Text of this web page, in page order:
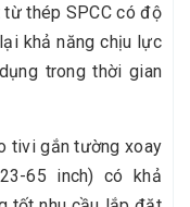
thép SPCC có độ
khả năng chịu lực
trong thời gian
tivi gắn tường xoay
65 inch) có khả